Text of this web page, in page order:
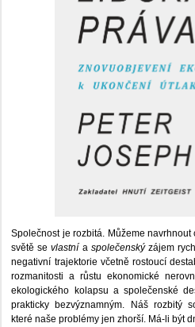
Společnost je rozbitá. Můžeme
světě sevlastní a společenskýzájem
negativní trajektorie včetně rostoucí
rozmanitosti a růstu ekonomické
ekologického kolapsu a společenské
prakticky bezvýznamným. Náš rozbitý
které naše problémy jen zhorší. Má-li být